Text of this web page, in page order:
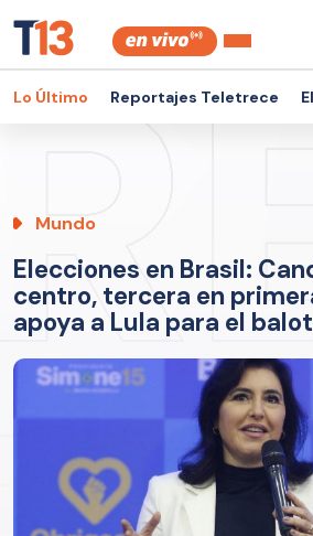
Lo Último Reportajes Teletrece
Mundo
Elecciones en Brasil:
centro, tercera en
apoya a Lula para el